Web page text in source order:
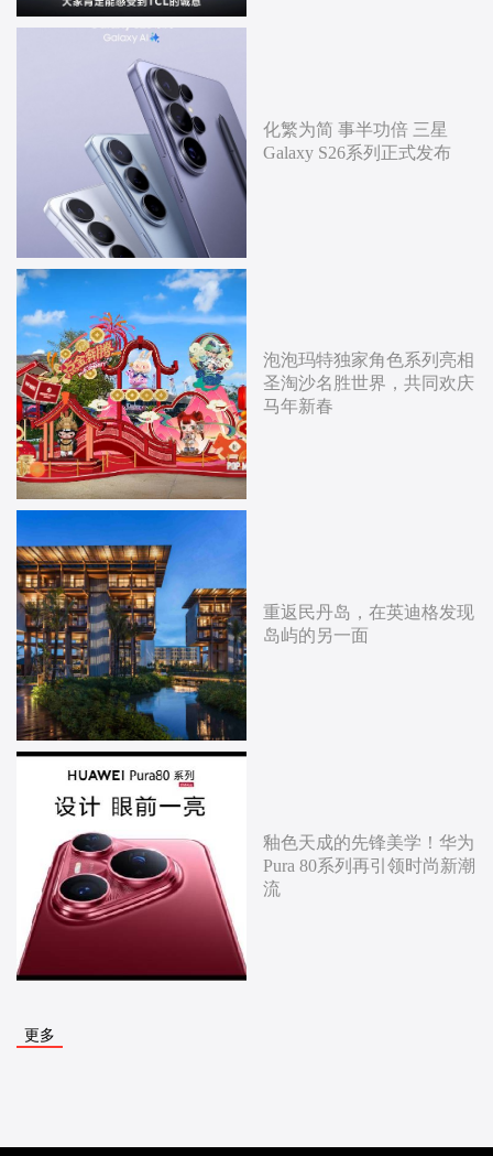
化繁为简 事半功倍 三星
Galaxy S26系列正式发布
泡泡玛特独家角色系列亮相
圣淘沙名胜世界，共同欢庆
马年新春
重返民丹岛，在英迪格发现
岛屿的另一面
釉色天成的先锋美学！华为
Pura 80系列再引领时尚新潮
流
更多